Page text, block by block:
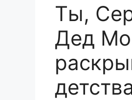
Ты,
Дед